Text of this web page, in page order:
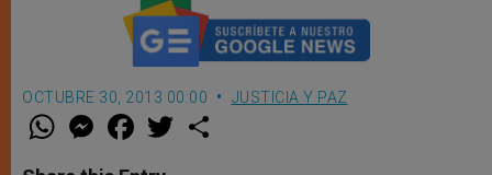
OCTUBRE 30, 2013 00:00 JUSTICIA Y PAZ
W
t
M
e
s
F
a
e
w